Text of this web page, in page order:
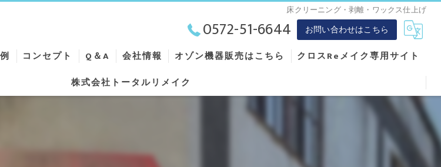
床クリーニング・剥離・ワックス仕上げ
0572-51-6644 お問い合わせはこちら
コンセプト Q＆A 会社情報 オゾン機器販売はこちら
クロスReメイク専用サイト
株式会社トータルリメイク